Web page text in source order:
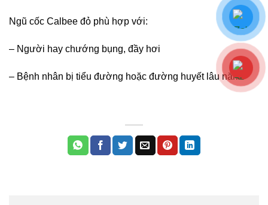
Ngũ cốc Calbee đỏ phù hợp với:
– Người hay chướng bụng, đầy hơi
– Bệnh nhân bị tiểu đường hoặc đường huyết lâu năm.